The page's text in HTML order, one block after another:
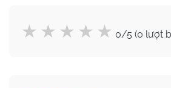
0/5 (0 lượt